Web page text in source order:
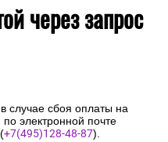
через запрос
случае сбоя оплаты на
электронной почте
+7(495)128-48-87).